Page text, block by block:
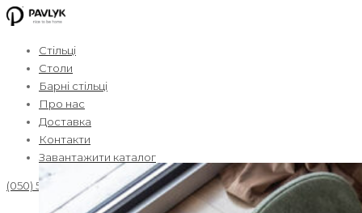
Стiльці
Столи
Барні стільці
Про нас
Доставка
Контакти
Завантажити каталог
(050) 500 03 37